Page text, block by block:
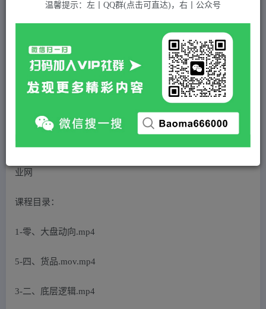
那个腾直播操盘，直播带货操盘篇章详解课程教程
黄金会员 2 超级会员(永久VIP) 免费
登录购买
站长QQ：1970819299
验证码错误，网址最后 pwd 前面的 ? 换成 &
课程目录：
1-零、大盘动向.mp4
5-四、货品.mov.mp4
3-二、底层逻辑.mp4
温馨提示：左丨QQ群(点击可直达)，右丨公众号